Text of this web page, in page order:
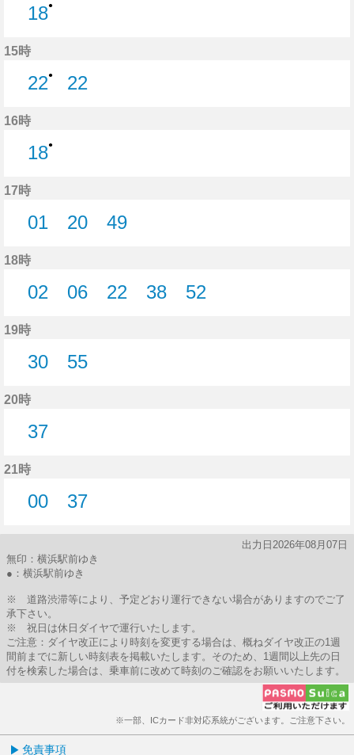
18●
15時
22●
22
16時
18●
17時
01
20
49
18時
02
06
22
38
52
19時
30
55
20時
37
21時
00
37
出力日2026年08月07日
無印：横浜駅前ゆき
●：横浜駅前ゆき
※ 道路渋滞等により、予定どおり運行できない場合がありますのでご了
承下さい。
※ 祝日は休日ダイヤで運行いたします。
ご注意：ダイヤ改正により時刻を変更する場合は、概ねダイヤ改正の1週
間前までに新しい時刻表を掲載いたします。そのため、1週間以上先の日
付を検索した場合は、乗車前に改めて時刻のご確認をお願いいたします。
※一部、ICカード非対応系統がございます。ご注意下さい。
免責事項